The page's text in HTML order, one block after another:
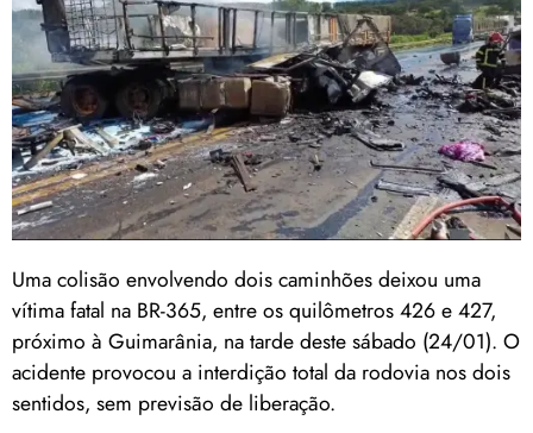
Uma colisão envolvendo dois caminhões deixou uma
vítima fatal na BR-365, entre os quilômetros 426 e 427,
próximo à Guimarânia, na tarde deste sábado (24/01). O
acidente provocou a interdição total da rodovia nos dois
sentidos, sem previsão de liberação.